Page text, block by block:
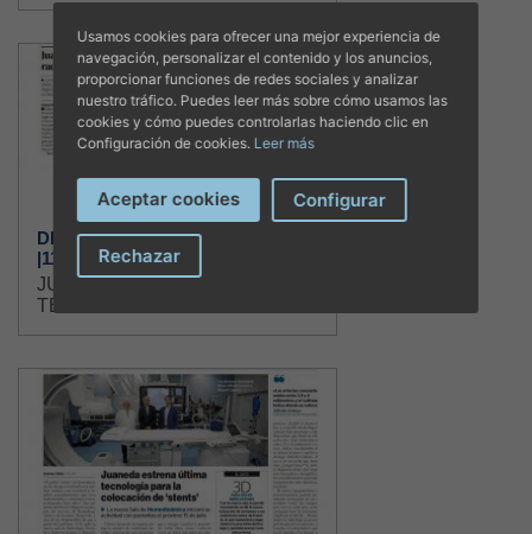
DIARIO DE MALLORCA
|11/07/2019
JUANEDA OFRECE LA ÚLTIMA
TECNOLOGÍA EN...
Usamos cookies para ofrecer una mejor experiencia de
navegación, personalizar el contenido y los anuncios,
proporcionar funciones de redes sociales y analizar
nuestro tráfico. Puedes leer más sobre cómo usamos las
cookies y cómo puedes controlarlas haciendo clic en
Configuración de cookies. Leer más
Aceptar cookies Configurar
Rechazar